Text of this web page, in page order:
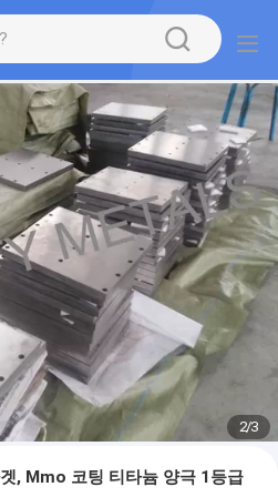
2/3
, Mmo 코팅 티타늄 양극 1등급